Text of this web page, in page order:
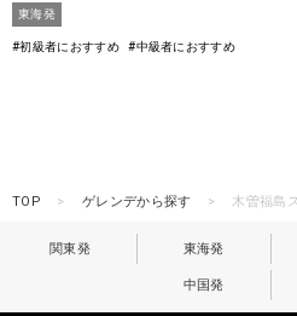
東海発
#初級者におすすめ #中級者におすすめ
TOP ゲレンデから探す 木曽福島
関東発 東海発
中国発